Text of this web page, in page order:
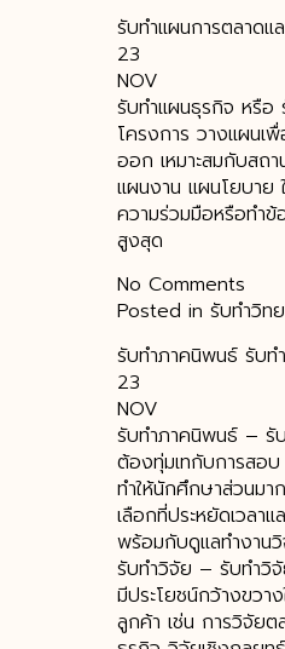
รับทำแผนการตลาด
23
NOV
รับทำแผนธุรกิจ หรือ
โครงการ วางแผนเ
ออก เหมาะสมกับสถ
แผนงาน แผนโยบาย
ความร่วมมือหรือทำข้
สูงสุด
No Comments
Posted in รับทำวิท
รับทำภาคนิพนธ์ รับท
23
NOV
รับทำภาคนิพนธ์ – รั
ต้องทุ่มเทกับการสอบ
ทำให้นักศึกษาส่วนมา
เลือกที่ประหยัดเวลา
พร้อมกับดูแลทํางาน
รับทำวิจัย – รับทําวิจั
มีประโยชน์กว้างขวา
ลูกค้า เช่น การวิจัย